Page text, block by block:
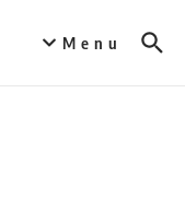
Menu